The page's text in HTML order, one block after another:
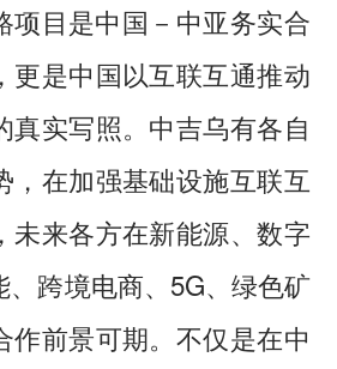
目是中国－中亚务实合
更是中国以互联互通推动
真实写照。中吉乌有各自
，在加强基础设施互联互
未来各方在新能源、数字
、跨境电商、5G、绿色矿
作前景可期。不仅是在中